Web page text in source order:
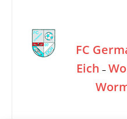
FC
Eich –